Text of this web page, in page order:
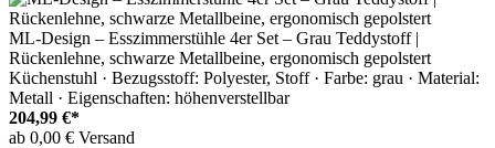
ML-Design – Esszimmerstühle 4er Set – Grau Teddystoff |
Rückenlehne, schwarze Metallbeine, ergonomisch gepolstert
Küchenstuhl · Bezugsstoff: Polyester, Stoff · Farbe: grau · Material:
Metall · Eigenschaften: höhenverstellbar
204,99 €*
ab 0,00 € Versand